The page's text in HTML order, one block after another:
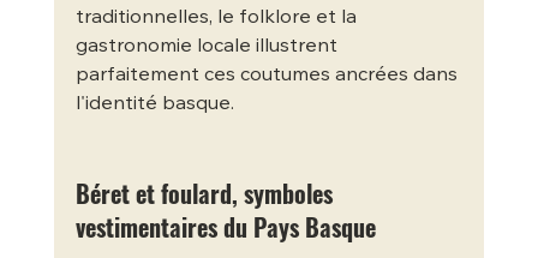
traditionnelles, le folklore et la
gastronomie locale illustrent
parfaitement ces coutumes ancrées dans
l'identité basque.
Béret et foulard, symboles
vestimentaires du Pays Basque